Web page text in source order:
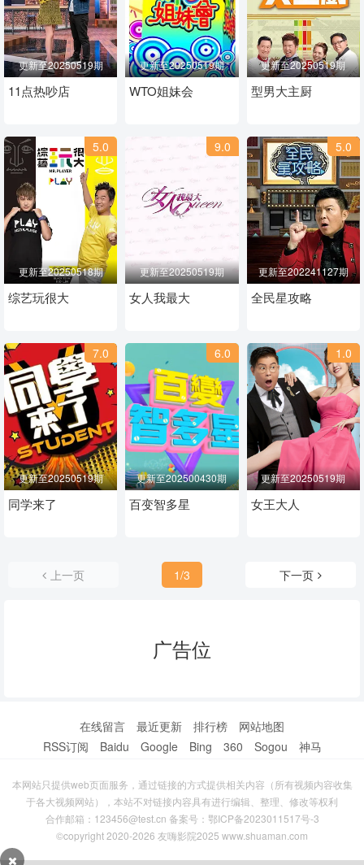
更新至20250519期
11点热吵店
更新至20250519期
WTO姐妹会
更新至20250519期
型男大主厨
5.0
更新至20250518期
综艺玩很大
9.0
更新至20250519期
女人我最大
5.0
更新至202241127期
全民星攻略
7.0
更新至20250519期
同学来了
6.0
更新至202500430期
百变智多星
1.0
更新至20250519期
女王大人
上一页 1/3 下一页
广告位
在线留言 最近更新 排行榜
网站地图
RSS订阅
Baidu Google Bing 360 Sogou 神马
本网站只提供web页面服务，通过链接的方式提供相关内容（所有视频内容收集
于各大视频网站），本站不对链接内容具有进行编辑、整理、修改等权利
合作邮箱：123456@test.cn 备案号： 鄂ICP备2023011517号-3
©copyright 2020-2026 友嗨影院2025 www.shuaman.com